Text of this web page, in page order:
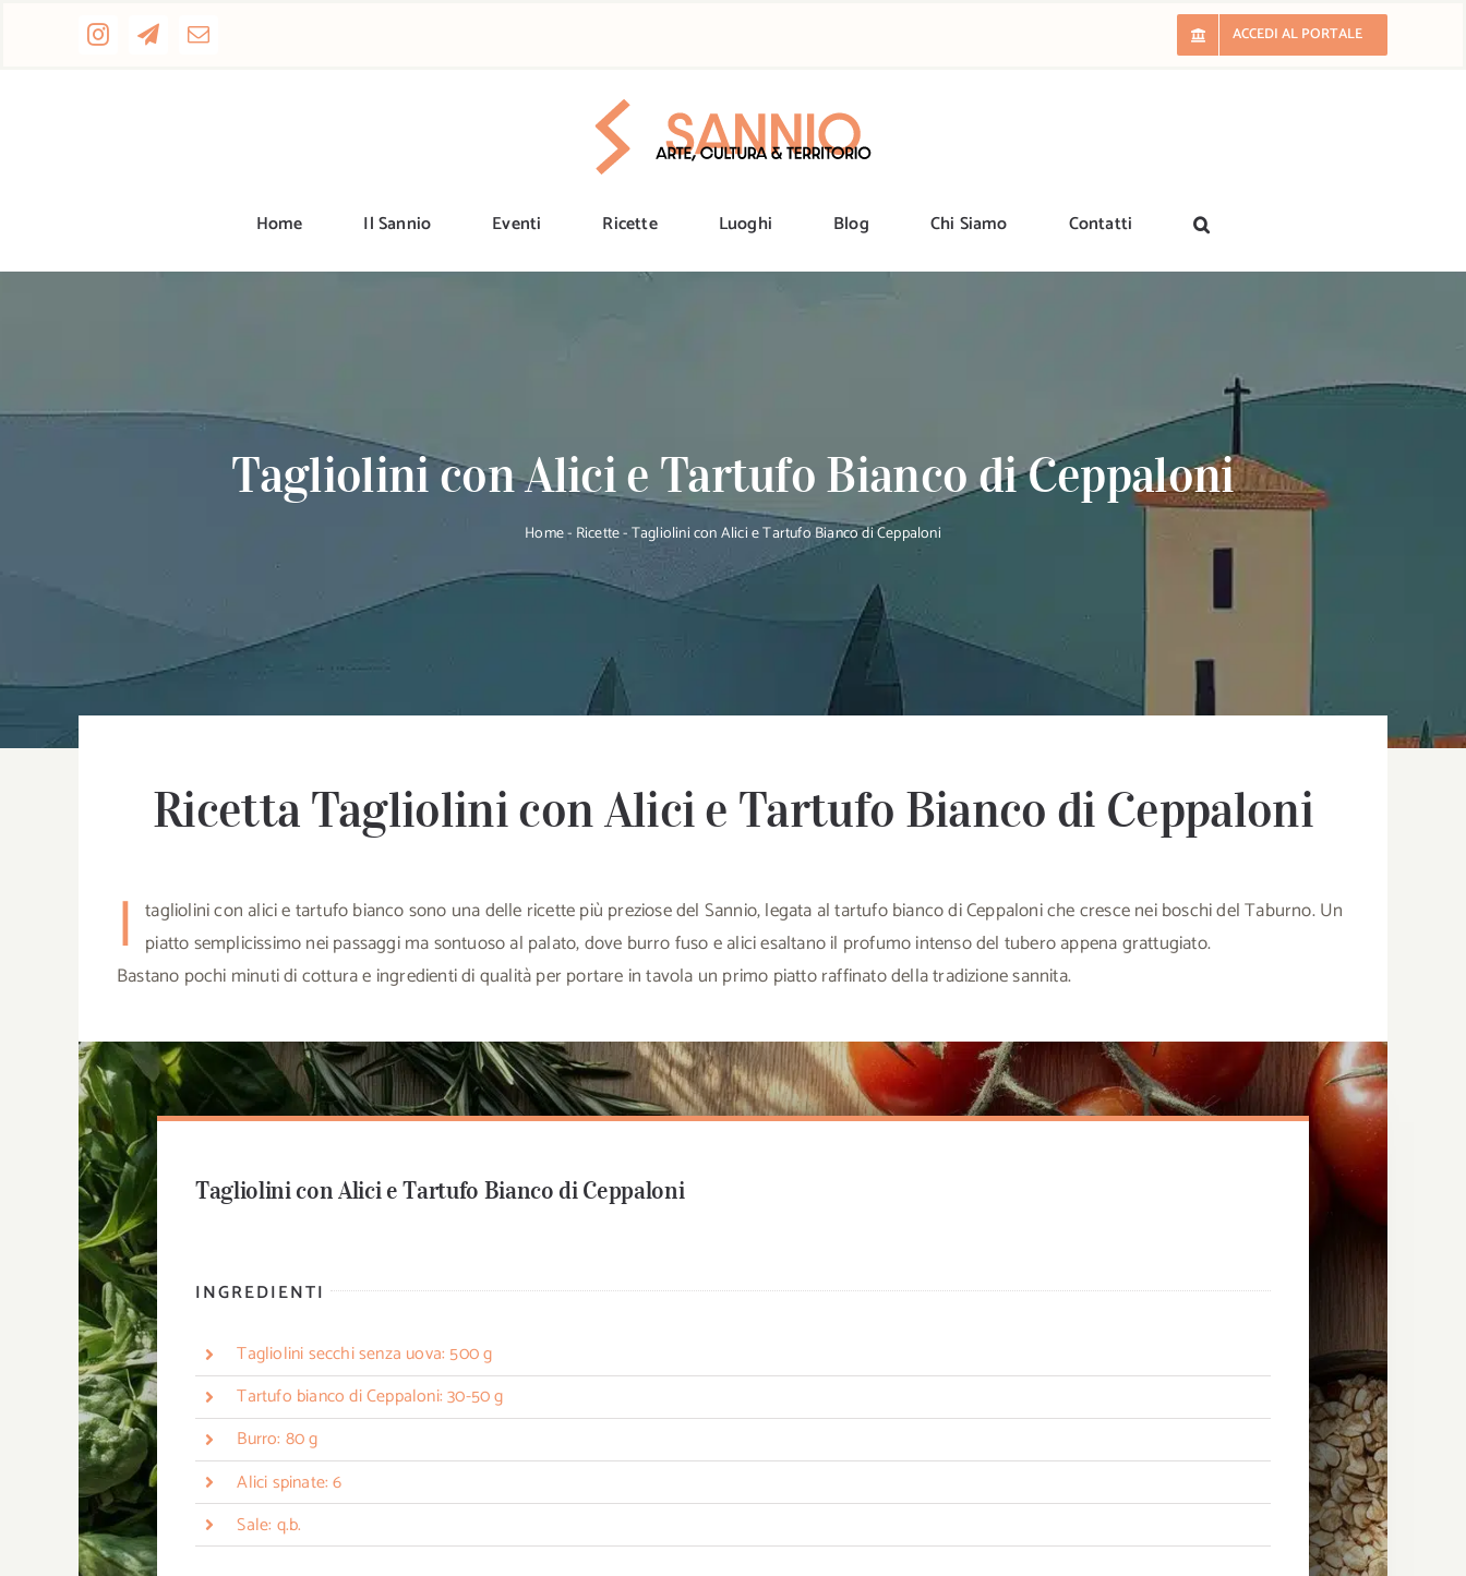
ACCEDI AL PORTALE
Home Il Sannio Eventi Ricette Luoghi Blog Chi Siamo Contatti
Tagliolini con Alici e Tartufo Bianco di Ceppaloni
Home- Ricette-Tagliolini con Alici e Tartufo Bianco di Ceppaloni
Ricetta Tagliolini con Alici e Tartufo Bianco di Ceppaloni
I tagliolini con alici e tartufo bianco sono una delle ricette più preziose del Sannio, legata al tartufo bianco di Ceppaloni che cresce nei boschi del Taburno. Un
piatto semplicissimo nei passaggi ma sontuoso al palato, dove burro fuso e alici esaltano il profumo intenso del tubero appena grattugiato.
Bastano pochi minuti di cottura e ingredienti di qualità per portare in tavola un primo piatto raffinato della tradizione sannita.
Tagliolini con Alici e Tartufo Bianco di Ceppaloni
INGREDIENTI
Tagliolini secchi senza uova: 500 g
Tartufo bianco di Ceppaloni: 30-50 g
Burro: 80 g
Alici spinate: 6
Sale: q.b.